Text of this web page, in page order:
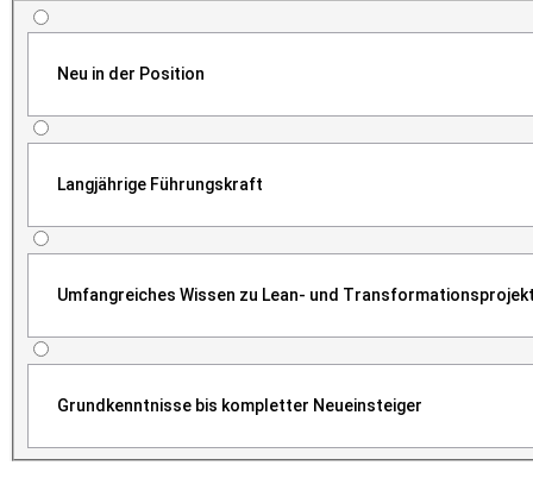
Neu in der Position
Langjährige Führungskraft
Umfangreiches Wissen zu Lean- und
Grundkenntnisse bis kompletter Neueinsteiger